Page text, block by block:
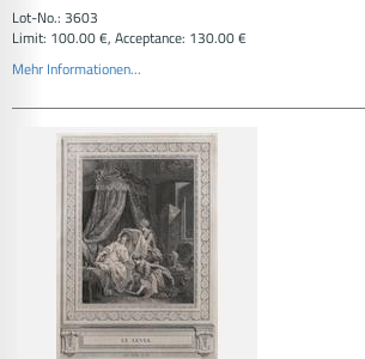
Lot-No.: 3603
Limit: 100.00 €, Acceptance: 130.00 €
Mehr Informationen...